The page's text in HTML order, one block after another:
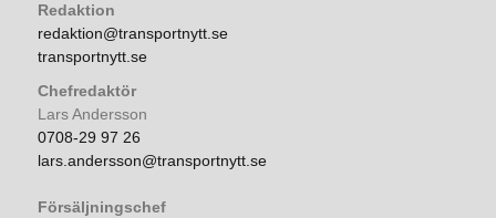
Redaktion
redaktion@transportnytt.se
transportnytt.se
Chefredaktör
Lars Andersson
0708-29 97 26
lars.andersson@transportnytt.se
Försäljningschef